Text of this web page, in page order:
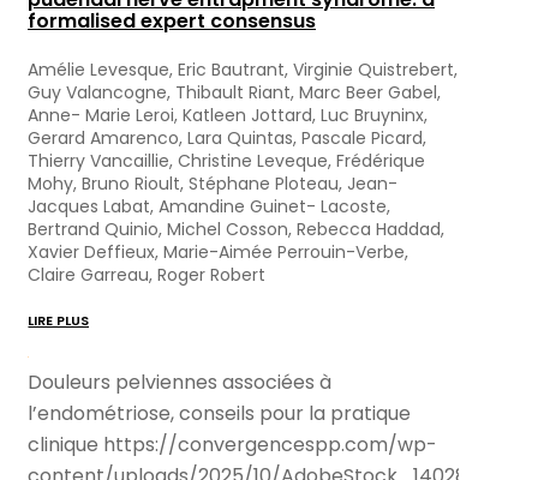
formalised expert consensus
Amélie Levesque, Eric Bautrant, Virginie Quistrebert,
Guy Valancogne, Thibault Riant, Marc Beer Gabel,
Anne- Marie Leroi, Katleen Jottard, Luc Bruyninx,
Gerard Amarenco, Lara Quintas, Pascale Picard,
Thierry Vancaillie, Christine Leveque, Frédérique
Mohy, Bruno Rioult, Stéphane Ploteau, Jean-
Jacques Labat, Amandine Guinet- Lacoste,
Bertrand Quinio, Michel Cosson, Rebecca Haddad,
Xavier Deffieux, Marie-Aimée Perrouin-Verbe,
Claire Garreau, Roger Robert
LIRE PLUS
Douleurs pelviennes associées à
l’endométriose, conseils pour la pratique
clinique https://convergencespp.com/wp-